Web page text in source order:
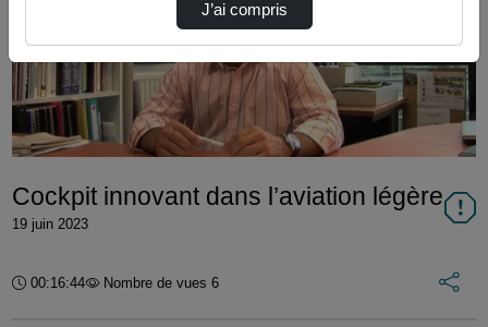
Lire
la
vidéo
Cockpit innovant dans l’aviation légère
19 juin 2023
Durée :
00:16:44 Nombre de vues 6
J’ai compris